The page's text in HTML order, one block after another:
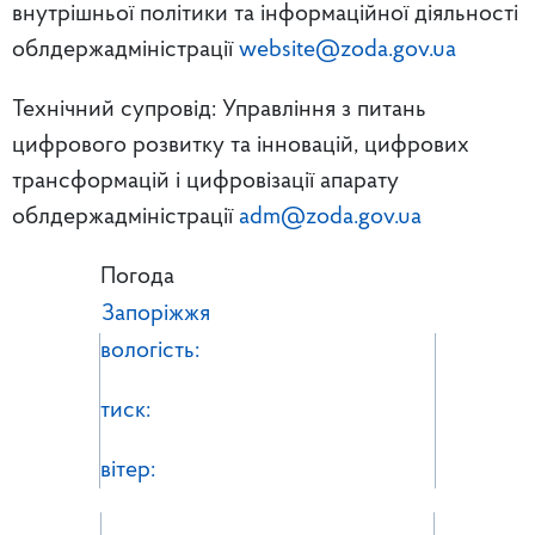
внутрішньої політики та інформаційної діяльності
облдержадміністрації website@zoda.gov.ua
Технічний супровід: Управління з питань
цифрового розвитку та інновацій, цифрових
трансформацій і цифровізації апарату
облдержадміністрації adm@zoda.gov.ua
Погода
Запоріжжя
вологість:
тиск:
вітер: